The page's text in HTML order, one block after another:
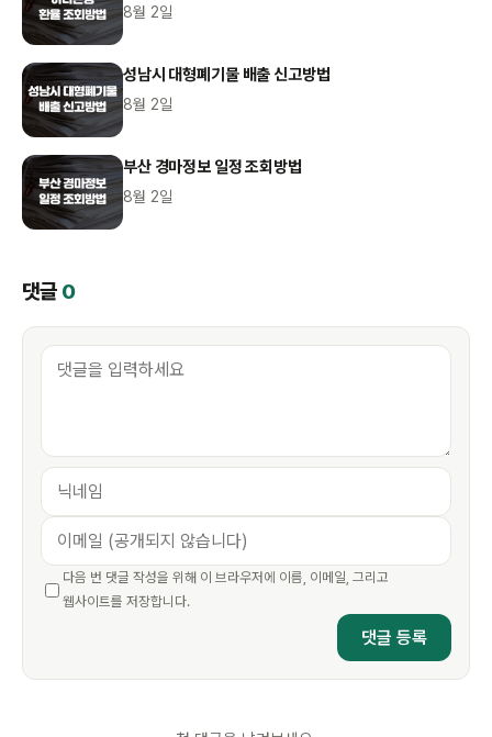
8월 2일
성남시 대형폐기물 배출 신고방법
8월 2일
부산 경마정보 일정 조회방법
8월 2일
댓글 0
다음 번 댓글 작성을 위해 이 브라우저에 이름, 이메일, 그리고
웹사이트를 저장합니다.